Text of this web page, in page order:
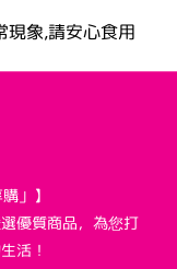
象,請安心食用
」】
優質商品，為您打
活！